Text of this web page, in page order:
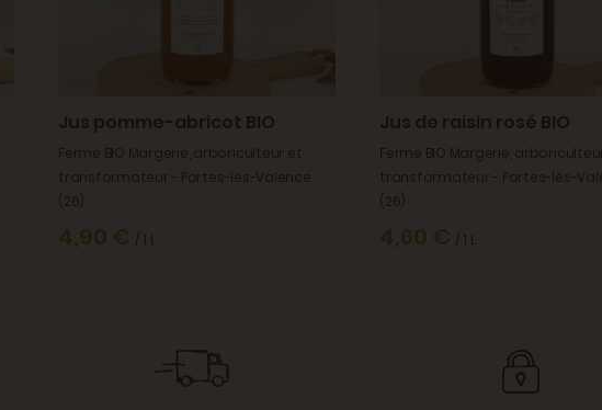
Jus pomme-abricot BIO
Ferme BIO Margerie, arboriculteur et
transformateur - Portes-lès-Valence
(26)
4,90 € / 1 L
Jus de raisin rosé BIO
Ferme BIO Margerie,
transformateur - Portes-lès-
(26)
4,60 € / 1 L